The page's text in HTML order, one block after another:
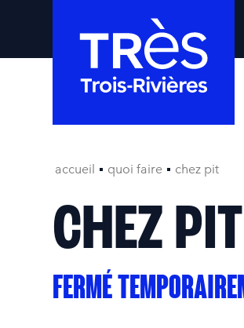
accueil quoi faire chez pit
CHEZ PIT
FERMÉ